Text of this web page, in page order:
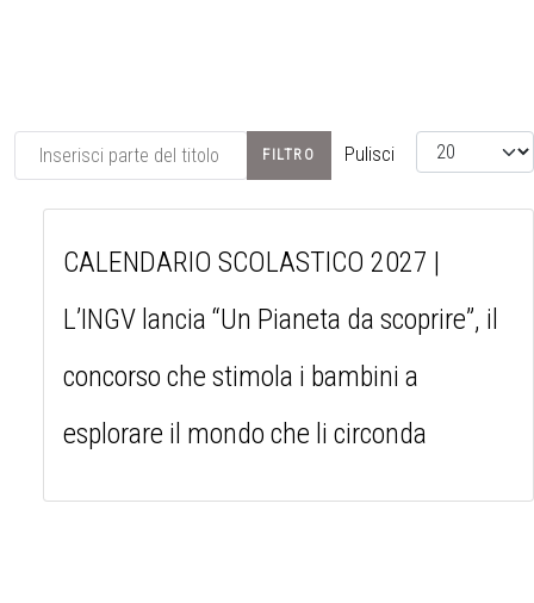
Inserisci parte del titolo FILTRO Pulisci Visualizza #
CALENDARIO SCOLASTICO 2027 |
L’INGV lancia “Un Pianeta da scoprire”, il
concorso che stimola i bambini a
esplorare il mondo che li circonda